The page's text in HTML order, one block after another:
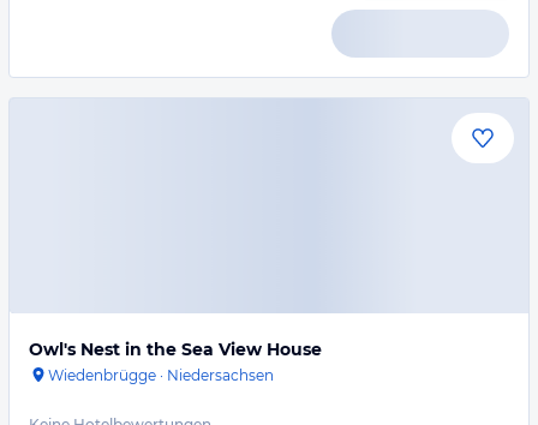
Owl's Nest in the Sea View House
Wiedenbrügge · Niedersachsen